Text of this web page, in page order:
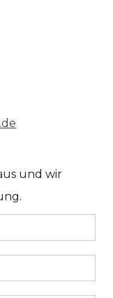
und wir